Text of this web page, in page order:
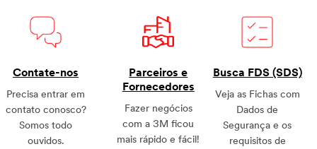
Contate-nos
Precisa entrar em
contato conosco?
Somos todo
ouvidos.
Parceiros e
Fornecedores
Fazer negócios
com a 3M ficou
mais rápido e fácil!
Busca FDS (SDS)
Veja as Fichas com
Dados de
Segurança e os
requisitos de